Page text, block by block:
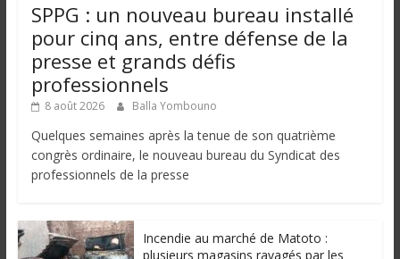
SPPG : un nouveau bureau installé
pour cinq ans, entre défense de la
presse et grands défis
professionnels
8 août 2026 Balla Yombouno
Quelques semaines après la tenue de son quatrième
congrès ordinaire, le nouveau bureau du Syndicat des
professionnels de la presse
Incendie au marché de Matoto :
plusieurs magasins ravagés par les